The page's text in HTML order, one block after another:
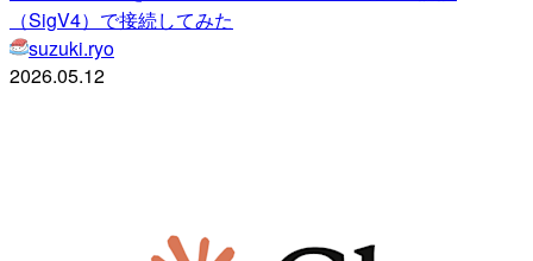
（SigV4）で接続してみた
suzuki.ryo
2026.05.12